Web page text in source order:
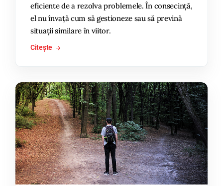
eficiente de a rezolva problemele. În consecință,
el nu învață cum să gestioneze sau să prevină
situații similare în viitor.
Citește